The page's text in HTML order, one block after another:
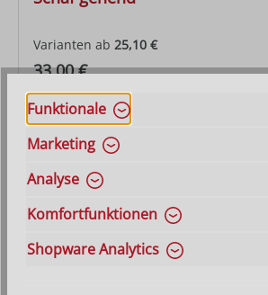
Varianten ab 25,10 €
Regulärer Preis:
33,00 €
Funktionale
Marketing
Analyse
Komfortfunktionen
Shopware Analytics